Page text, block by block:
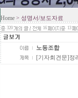
Home > 성명서/보도자료
320 16 13
노동조합
[기자회견문]정